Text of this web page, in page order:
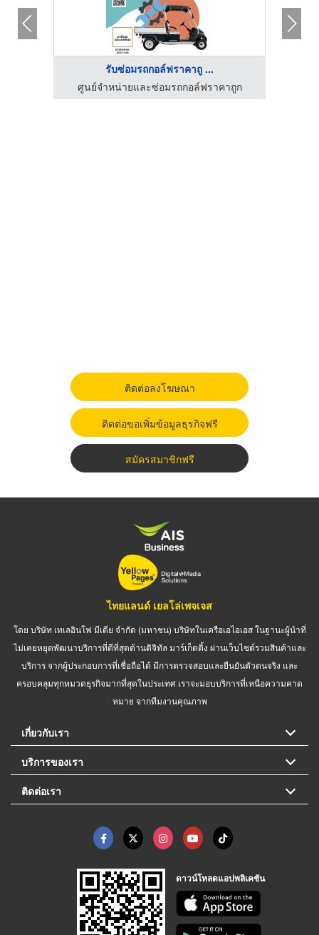
รับซ่อมรถกอล์ฟราคาถู ...
ศูนย์จำหน่ายและซ่อมรถกอล์ฟราคาถูก
ติดต่อลงโฆษณา
ติดต่อขอเพิ่มข้อมูลธุรกิจฟรี
สมัครสมาชิกฟรี
ไทยแลนด์ เยลโล่เพจเจส
โดย บริษัท เทเลอินโฟ มีเดีย จำกัด (มหาชน) บริษัทในเครือเอไอเอส ในฐานะผู้นำที่
ไม่เคยหยุดพัฒนาบริการที่ดีที่สุดด้านดิจิทัล มาร์เก็ตติ้ง ผ่านเว็บไซต์รวมสินค้าและ
บริการ จากผู้ประกอบการที่เชื่อถือได้ มีการตรวจสอบและยืนยันตัวตนจริง และ
ครอบคลุมทุกหมวดธุรกิจมากที่สุดในประเทศ เราจะมอบบริการที่เหนือความคาด
หมาย จากทีมงานคุณภาพ
เกี่ยวกับเรา
บริการของเรา
ติดต่อเรา
ดาวน์โหลดแอปพลิเคชัน